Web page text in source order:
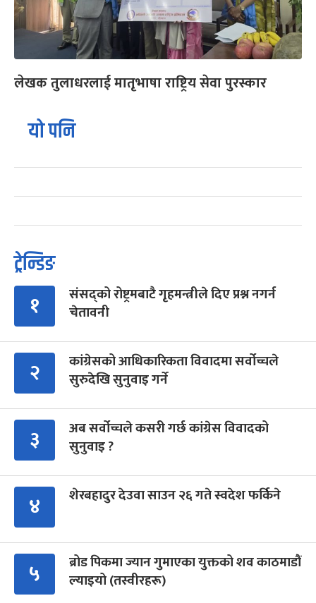
लेखक तुलाधरलाई मातृभाषा राष्ट्रिय सेवा पुरस्कार
यो पनि
ट्रेन्डिङ
१
संसद्को रोष्ट्रमबाटै गृहमन्त्रीले दिए प्रश्न नगर्न
चेतावनी
२
कांग्रेसको आधिकारिकता विवादमा सर्वोच्चले
सुरुदेखि सुनुवाइ गर्ने
३
अब सर्वोच्चले कसरी गर्छ कांग्रेस विवादको
सुनुवाइ ?
४ शेरबहादुर देउवा साउन २६ गते स्वदेश फर्किने
५
ब्रोड पिकमा ज्यान गुमाएका युक्तको शव काठमाडौं
ल्याइयो (तस्वीरहरू)